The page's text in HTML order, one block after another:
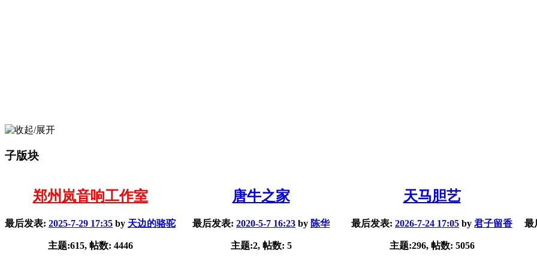
子版块
郑州岚音响工作室
最后发表: 2025-7-29 17:35 by 天边的骆驼
主题:615, 帖数: 4446
唐牛之家
最后发表: 2020-5-7 16:23 by 陈华
主题:2, 帖数: 5
天马胆艺
最后发表: 2026-7-24 17:05 by 君子留香
主题:296, 帖数: 5056
最